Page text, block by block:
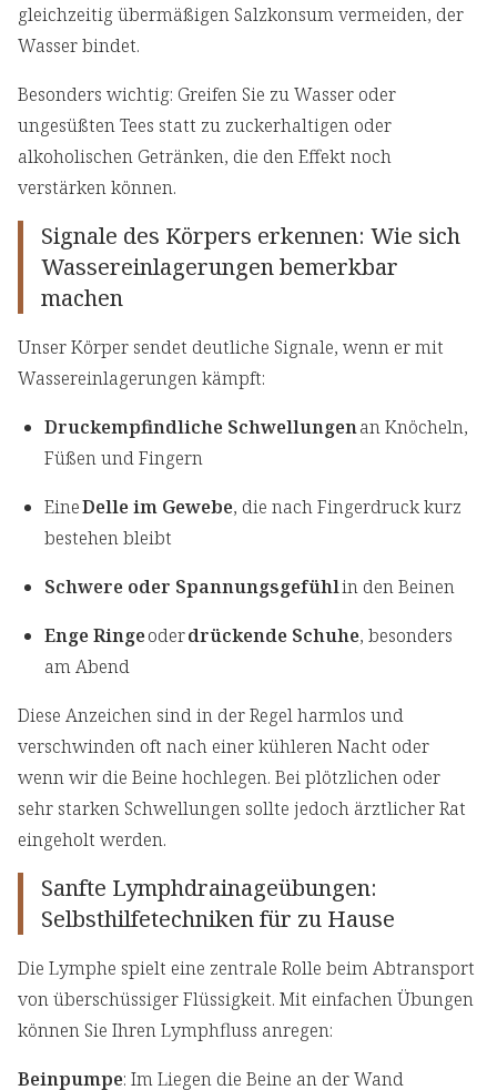
gleichzeitig übermäßigen Salzkonsum vermeiden, der
Wasser bindet.
Besonders wichtig: Greifen Sie zu Wasser oder
ungesüßten Tees statt zu zuckerhaltigen oder
alkoholischen Getränken, die den Effekt noch
verstärken können.
Signale des Körpers erkennen: Wie sich
Wassereinlagerungen bemerkbar
machen
Unser Körper sendet deutliche Signale, wenn er mit
Wassereinlagerungen kämpft:
Druckempfindliche Schwellungenan Knöcheln,
Füßen und Fingern
EineDelle im Gewebe, die nach Fingerdruck kurz
bestehen bleibt
Schwere oder Spannungsgefühlin den Beinen
Enge Ringeoderdrückende Schuhe, besonders
am Abend
Diese Anzeichen sind in der Regel harmlos und
verschwinden oft nach einer kühleren Nacht oder
wenn wir die Beine hochlegen. Bei plötzlichen oder
sehr starken Schwellungen sollte jedoch ärztlicher Rat
eingeholt werden.
Sanfte Lymphdrainageübungen:
Selbsthilfetechniken für zu Hause
Die Lymphe spielt eine zentrale Rolle beim Abtransport
von überschüssiger Flüssigkeit. Mit einfachen Übungen
können Sie Ihren Lymphfluss anregen:
Beinpumpe: Im Liegen die Beine an der Wand